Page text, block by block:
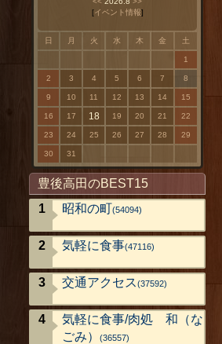
[イベント情報]
日 月 火 水 木 金 土
1
2 3 4 5 6 7 8
9 10 11 12 13 14 15
16 17 18 19 20 21 22
23 24 25 26 27 28 29
30 31
豊後高田のBEST15
昭和の町(54094)
気軽に食事(47116)
交通アクセス(37592)
気軽に食事/肉処 和（な
ごみ）
(36557)